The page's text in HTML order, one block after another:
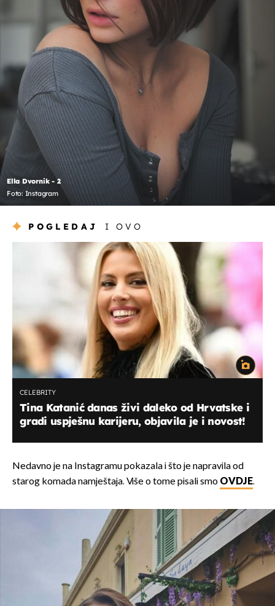
Ella Dvornik - 2
Foto: Instagram
POGLEDAJ I OVO
CELEBRITY
Tina Katanić danas živi daleko od Hrvatske i
gradi uspješnu karijeru, objavila je i novost!
Nedavno je na Instagramu pokazala i što je napravila od
starog komada namještaja. Više o tome pisali smo OVDJE.